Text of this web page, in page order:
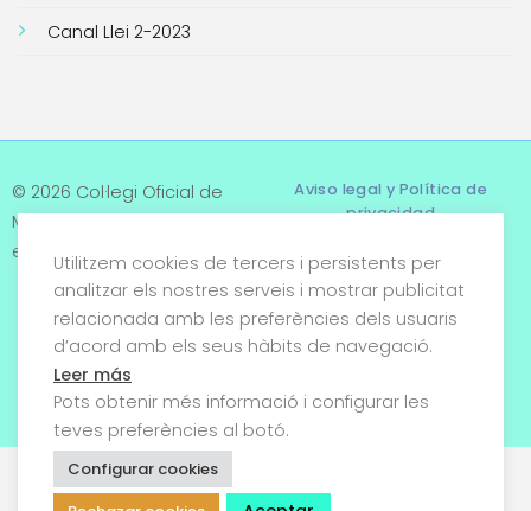
Canal Llei 2-2023
© 2026 Col·legi Oficial de
Metges de Tarragona. Tots
els drets reservats
Aviso legal y Política de
privacidad
Términos y condiciones
Política de cookies
Utilitzem cookies de tercers i persistents per
analitzar els nostres serveis i mostrar publicitat
relacionada amb les preferències dels usuaris
d’acord amb els seus hàbits de navegació.
Leer más
Pots obtenir més informació i configurar les
teves preferències al botó.
Configurar cookies